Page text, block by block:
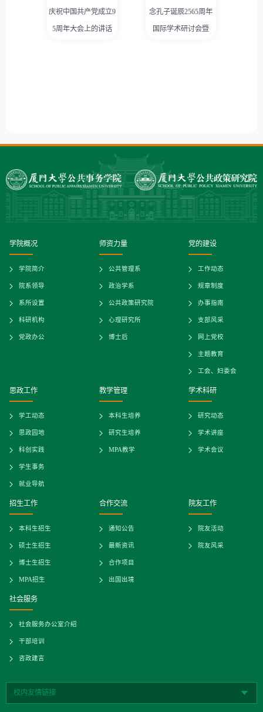
庆祝中国共产党成立9
5周年大会上的讲话
念孔子诞辰2565周年
国际学术研讨会暨
学院概况
学院简介
院系领导
系所设置
科研机构
党政办公
师资力量
公共管理系
政治学系
公共政策研究院
心理研究所
博士后
党的建设
工作动态
规章制度
办事指南
支部风采
网上党校
主题教育
工会、妇委会
思政工作
学工动态
思政园地
科创实践
学生事务
就业导航
教学管理
本科生培养
研究生培养
MPA教学
学术科研
研究动态
学术讲座
学术会议
招生工作
本科生招生
硕士生招生
博士生招生
MPA招生
合作交流
通知公告
最新资讯
合作项目
出国出境
院友工作
院友活动
院友风采
社会服务
社会服务办公室介绍
干部培训
咨政建言
校内友情链接